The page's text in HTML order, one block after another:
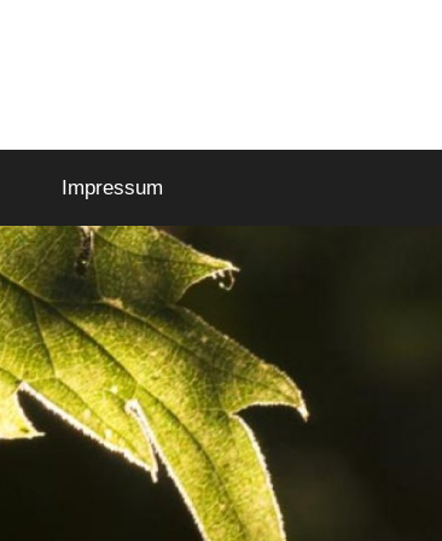
Impressum